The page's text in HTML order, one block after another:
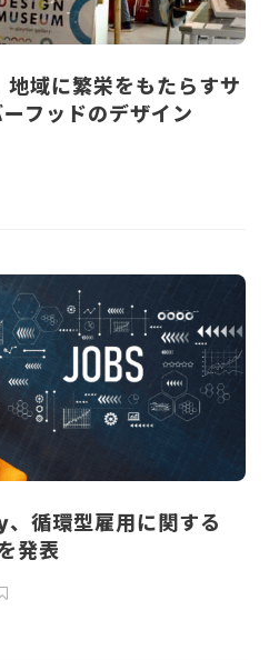
域に繁栄をもたらすサ
フッドのデザイン
循環型雇用に関する
発表